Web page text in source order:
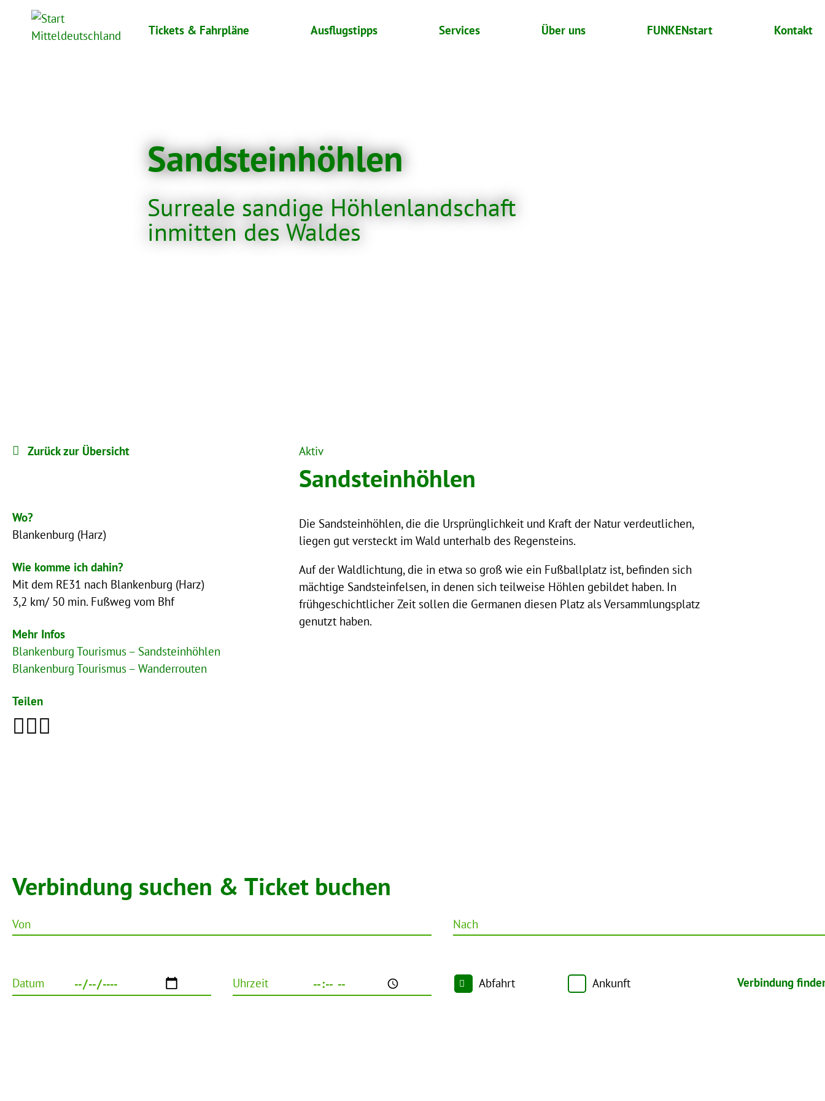
content
Tickets & Fahrpläne Ausflugstipps Services Über uns FUNKENstart Kontakt
Sandsteinhöhlen
Surreale sandige Höhlenlandschaft
inmitten des Waldes
Zurück zur Übersicht
Wo?
Blankenburg (Harz)
Wie komme ich dahin?
Mit dem RE31 nach Blankenburg (Harz)
3,2 km/ 50 min. Fußweg vom Bhf
Mehr Infos
Blankenburg Tourismus – Sandsteinhöhlen
Blankenburg Tourismus – Wanderrouten
Teilen
Aktiv
Sandsteinhöhlen
Die Sandsteinhöhlen, die die Ursprünglichkeit und Kraft der Natur verdeutlichen,
liegen gut versteckt im Wald unterhalb des Regensteins.
Auf der Waldlichtung, die in etwa so groß wie ein Fußballplatz ist, befinden sich
mächtige Sandsteinfelsen, in denen sich teilweise Höhlen gebildet haben. In
frühgeschichtlicher Zeit sollen die Germanen diesen Platz als Versammlungsplatz
genutzt haben.
Verbindung suchen & Ticket buchen
Von Nach
Datum Uhrzeit Abfahrt Ankunft Verbindung